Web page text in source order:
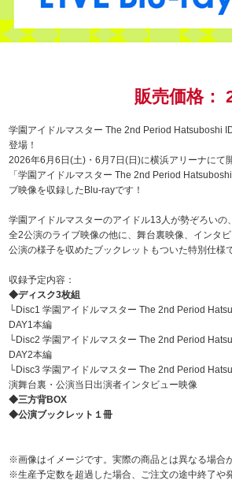
ラブライブ！シリーズ
ラブライブ！
ラブライブ！虹ヶ咲学園スクールアイドル同好会
ラブライブ！スーパースター!!
アイドリッシュセブン
モフモフパレード
販売価格：
学園アイドルマスター The 2nd Period Hatsuboshi
登場！
2026年6月6日(土)・6月7日(日)に横浜アリーナにて
「学園アイドルマスター The 2nd Period
ブ映像を収録したBlu-rayです！
学園アイドルマスターのアイドル13人が勢ぞろいの
全2公演のライブ映像の他に、舞台裏映像、インタビ
公演の様子を収めたブックレットもついた特別仕様
収録予定内容：
◆ディスク3枚組
└Disc1 学園アイドルマスター The 2nd Period
DAY1本編
└Disc2 学園アイドルマスター The 2nd Period
DAY2本編
└Disc3 学園アイドルマスター The 2nd Period
演舞台裏・公演当日出演者インタビュー映像
◆三方背BOX
◆公演ブックレット１冊
※画像はイメージです。実際の商品とは異なる場合
※生産予定数を超過した場合、ご注文の途中終了や